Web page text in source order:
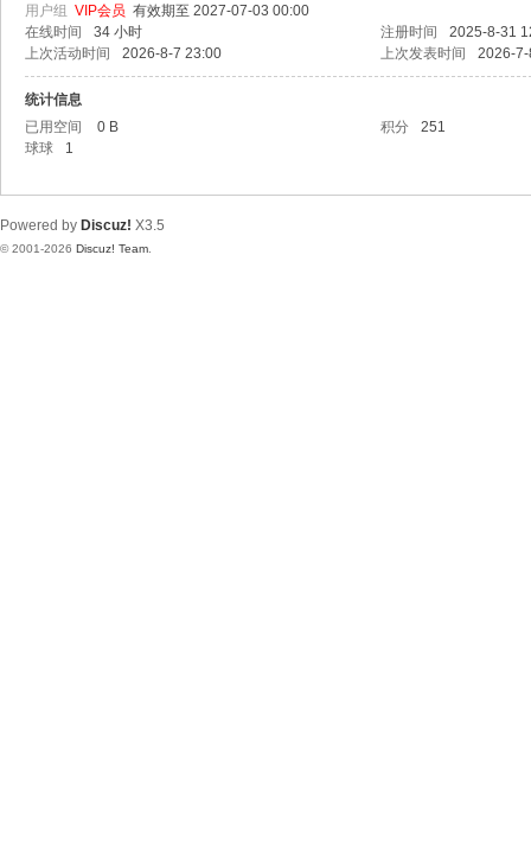
用户组 VIP会员 有效期至 2027-07-03 00:00
在线时间
34 小时 注册时间
2025-8-31
上次活动时间
2026-8-7 23:00 上次发表时间 2026-
统计信息
已用空间
0 B 积分
251
球球
1
Powered by Discuz! X3.5
© 2001-2026 Discuz! Team